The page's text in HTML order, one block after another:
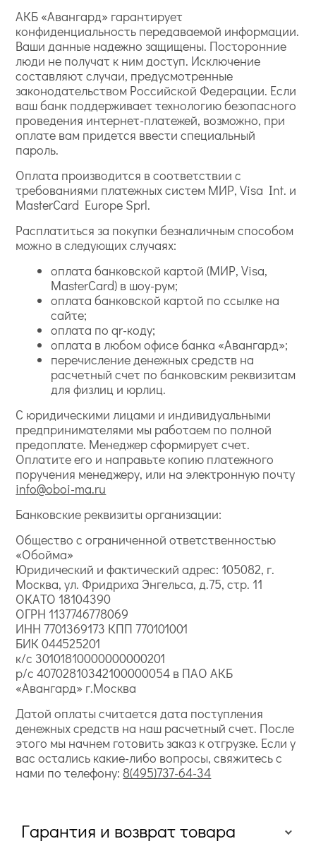
АКБ «Авангард» гарантирует
конфиденциальность передаваемой информации.
Ваши данные надежно защищены. Посторонние
люди не получат к ним доступ. Исключение
составляют случаи, предусмотренные
законодательством Российской Федерации. Если
ваш банк поддерживает технологию безопасного
проведения интернет-платежей, возможно, при
оплате вам придется ввести специальный
пароль.
Оплата производится в соответствии с
требованиями платежных систем МИР, Visa Int. и
MasterCard Europe Sprl.
Расплатиться за покупки безналичным способом
можно в следующих случаях:
оплата банковской картой (МИР, Visa,
MasterCard) в шоу-рум;
оплата банковской картой по ссылке на
сайте;
оплата по qr-коду;
оплата в любом офисе банка «Авангард»;
перечисление денежных средств на
расчетный счет по банковским реквизитам
для физлиц и юрлиц.
С юридическими лицами и индивидуальными
предпринимателями мы работаем по полной
предоплате. Менеджер сформирует счет.
Оплатите его и направьте копию платежного
поручения менеджеру, или на электронную почту
info@oboi-ma.ru
Банковские реквизиты организации:
Общество с ограниченной ответственностью
«Обойма»
Юридический и фактический адрес: 105082, г.
Москва, ул. Фридриха Энгельса, д.75, стр. 11
ОКАТО 18104390
ОГРН 1137746778069
ИНН 7701369173 КПП 770101001
БИК 044525201
к/с 30101810000000000201
р/с 40702810342100000054 в ПАО АКБ
«Авангард» г.Москва
Датой оплаты считается дата поступления
денежных средств на наш расчетный счет. После
этого мы начнем готовить заказ к отгрузке. Если у
вас остались какие-либо вопросы, свяжитесь с
нами по телефону: 8(495)737-64-34
Гарантия и возврат товара